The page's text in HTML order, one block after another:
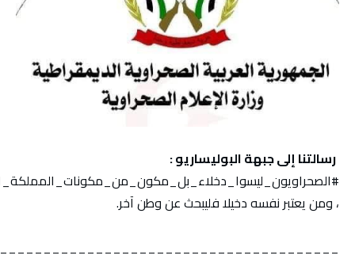
رسالتنا إلى جبهة البوليساريو :
، ومن يعتبر نفسه دخيلا فليبحث عن وطن آخر.